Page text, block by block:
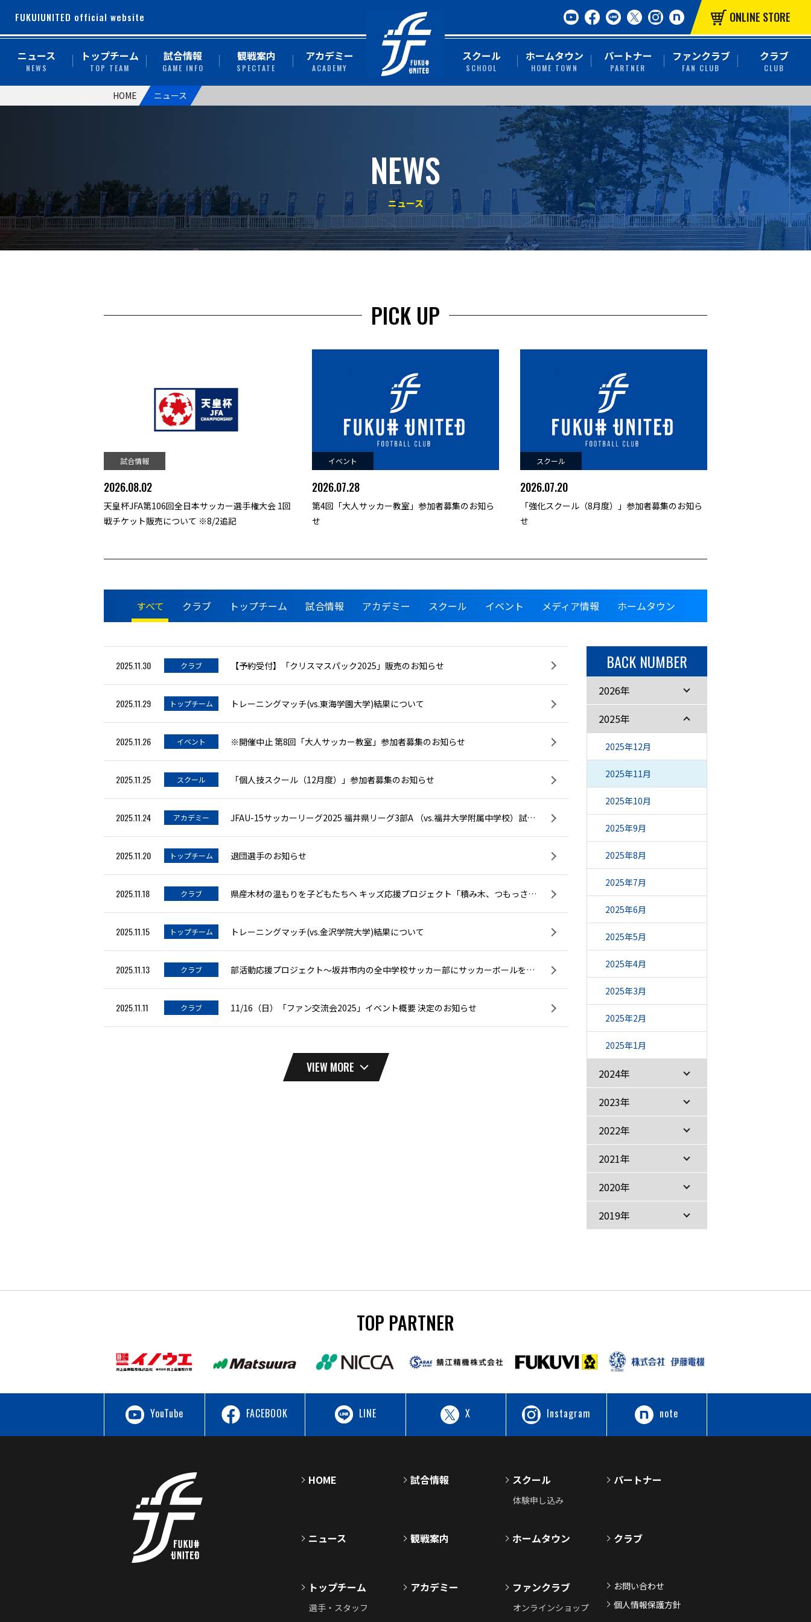
ONLINE STORE
FUKUIUNITED official website
ニュース
NEWS
トップチーム
TOP TEAM
試合情報
GAME INFO
観戦案内
SPECTATE
アカデミー
ACADEMY
スクール
SCHOOL
ホームタウン
HOME TOWN
パートナー
PARTNER
ファンクラブ
FAN CLUB
クラブ
CLUB
HOME ニュース
NEWS
ニュース
PICK UP
試合情報
2026.08.02
天皇杯JFA第106回全日本サッカー選手権大会 1回
戦チケット販売について ※8/2追記
イベント
2026.07.28
第4回「大人サッカー教室」参加者募集のお知ら
せ
スクール
2026.07.20
「強化スクール（8月度）」参加者募集のお知ら
せ
すべて クラブ トップチーム 試合情報 アカデミー スクール イベント メディア情報 ホームタウン
BACK NUMBER
2026年
2025年
2025年12月
2025年11月
2025年10月
2025年9月
2025年8月
2025年7月
2025年6月
2025年5月
2025年4月
2025年3月
2025年2月
2025年1月
2024年
2023年
2022年
2021年
2020年
2019年
2025.11.30 クラブ 【予約受付】「クリスマスパック2025」販売のお知らせ
2025.11.29 トップチーム トレーニングマッチ(vs.東海学園大学)結果について
2025.11.26 イベント ※開催中止 第8回「大人サッカー教室」参加者募集のお知らせ
2025.11.25 スクール 「個人技スクール（12月度）」参加者募集のお知らせ
2025.11.24 アカデミー JFAU-15サッカーリーグ2025 福井県リーグ3部A （vs.福井大学附属中学校）試合結果
2025.11.20 トップチーム 退団選手のお知らせ
2025.11.18 クラブ 県産木材の温もりを子どもたちへ キッズ応援プロジェクト「積み木、つもっさ！」 〜林業･教育･福祉をつなぐ地域共創プロジェクト〜 実施のお知らせ
2025.11.15 トップチーム トレーニングマッチ(vs.金沢学院大学)結果について
2025.11.13 クラブ 部活動応援プロジェクト～坂井市内の全中学校サッカー部にサッカーボールを寄贈～ 実施のお知らせ
2025.11.11 クラブ 11/16（日）「ファン交流会2025」イベント概要 決定のお知らせ
VIEW MORE
TOP PARTNER
YouTube FACEBOOK LINE X Instagram note
HOME
ニュース
トップチーム
選手・スタッフ
試合情報
観戦案内
アカデミー
スクール
体験申し込み
ホームタウン
ファンクラブ
オンラインショップ
パートナー
クラブ
お問い合わせ
個人情報保護方針